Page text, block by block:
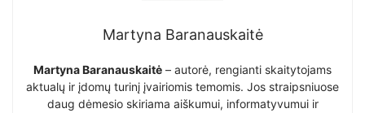
Martyna Baranauskaitė
Martyna Baranauskaitė – autorė, rengianti skaitytojams
aktualų ir įdomų turinį įvairiomis temomis. Jos straipsniuose
daug dėmesio skiriama aiškumui, informatyvumui ir